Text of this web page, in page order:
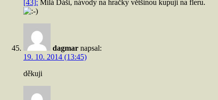
[43]: Milá Dáši, návody na hračky většinou kupuji na fleru.
dagmar napsal:
19. 10. 2014 (13:45)
děkuji